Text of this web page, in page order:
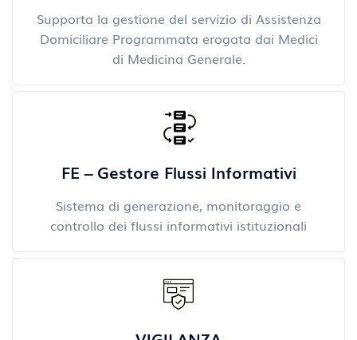
Supporta la gestione del servizio di Assistenza
Domiciliare Programmata erogata dai Medici
di Medicina Generale.
FE – Gestore Flussi Informativi
Sistema di generazione, monitoraggio e
controllo dei flussi informativi istituzionali